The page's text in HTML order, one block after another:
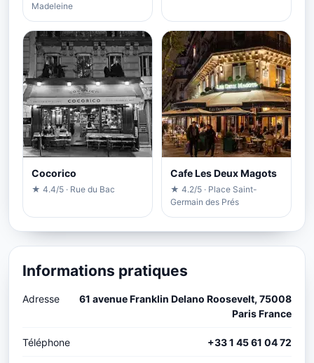
Madeleine
Cocorico
★ 4.4/5 · Rue du Bac
Cafe Les Deux Magots
★ 4.2/5 · Place Saint-
Germain des Prés
Informations pratiques
Adresse
61 avenue Franklin Delano Roosevelt, 75008
Paris France
Téléphone +33 1 45 61 04 72